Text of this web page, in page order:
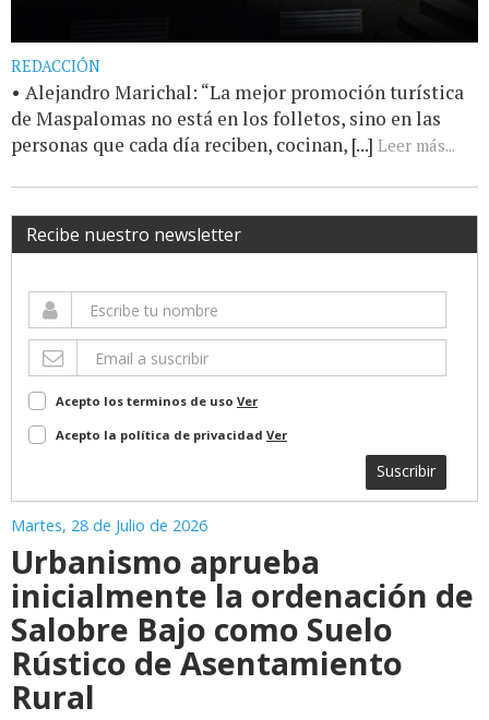
REDACCIÓN
• Alejandro Marichal: “La mejor promoción turística
de Maspalomas no está en los folletos, sino en las
personas que cada día reciben, cocinan, [...] Leer más...
Recibe nuestro newsletter
Acepto los terminos de uso Ver
Acepto la política de privacidad Ver
Suscribir
Martes, 28 de Julio de 2026
Urbanismo aprueba
inicialmente la ordenación de
Salobre Bajo como Suelo
Rústico de Asentamiento
Rural